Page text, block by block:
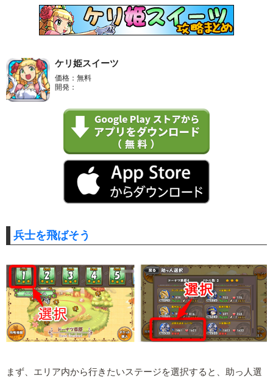
ケリ姫スイーツ
価格：無料
開発：
兵士を飛ばそう
まず、エリア内から行きたいステージを選択すると、助っ人選